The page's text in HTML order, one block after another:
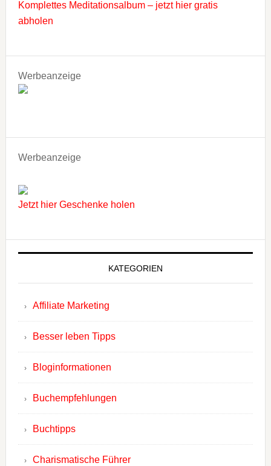
Komplettes Meditationsalbum – jetzt hier gratis
abholen
Werbeanzeige
Werbeanzeige
Jetzt hier Geschenke holen
KATEGORIEN
Affiliate Marketing
Besser leben Tipps
Bloginformationen
Buchempfehlungen
Buchtipps
Charismatische Führer